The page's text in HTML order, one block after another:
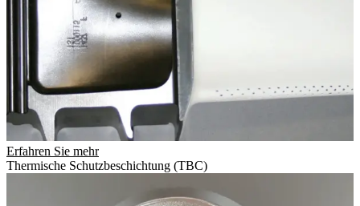
Erfahren Sie mehr
Thermische Schutzbeschichtung (TBC)